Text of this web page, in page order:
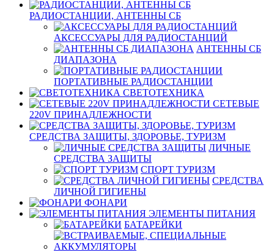
РАДИОСТАНЦИИ, АНТЕННЫ CБ
АКСЕССУАРЫ ДЛЯ РАДИОСТАНЦИЙ
АНТЕННЫ CБ
ДИАПАЗОНА
ПОРТАТИВНЫЕ РАДИОСТАНЦИИ
СВЕТОТЕХНИКА
СЕТЕВЫЕ
220V ПРИНАДЛЕЖНОСТИ
СРЕДСТВА ЗАЩИТЫ, ЗДОРОВЬЕ, ТУРИЗМ
ЛИЧНЫЕ
СРЕДСТВА ЗАЩИТЫ
СПОРТ ТУРИЗМ
СРЕДСТВА
ЛИЧНОЙ ГИГИЕНЫ
ФОНАРИ
ЭЛЕМЕНТЫ ПИТАНИЯ
БАТАРЕЙКИ